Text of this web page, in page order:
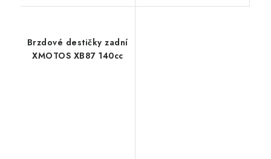
Brzdové destičky zadní
XMOTOS XB87 140cc